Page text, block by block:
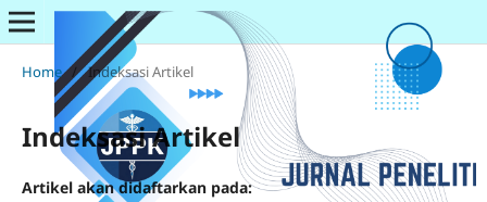
Home / Indeksasi Artikel
Indeksasi Artikel
Artikel akan didaftarkan pada: